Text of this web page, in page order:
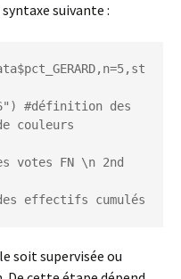
suivante :
#définition des
couleurs
votes FN \n 2nd
effectifs cumulés
soit supervisée ou